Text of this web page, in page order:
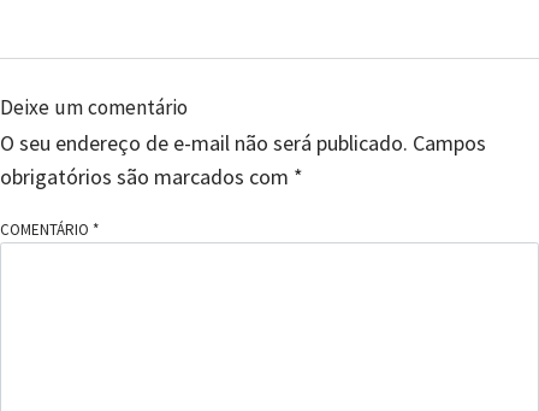
Deixe um comentário
O seu endereço de e-mail não será publicado. Campos
obrigatórios são marcados com *
COMENTÁRIO *